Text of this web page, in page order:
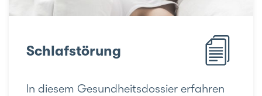
Schlafstörung
ln diesem Gesundheitsdossier erfahren